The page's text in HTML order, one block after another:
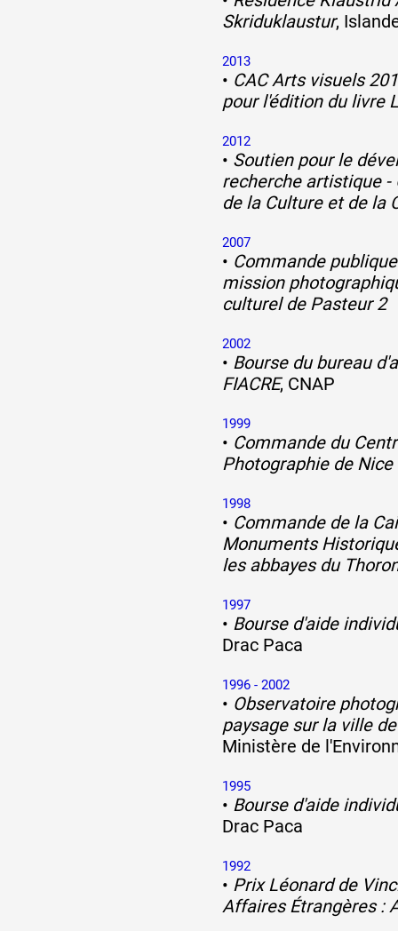
Skriduklaustur,
2013
• CAC Arts visuels
pour l'édition du livre
2012
• Soutien pour le
recherche artistique -
de la Culture et de la
2007
• Commande
mission
culturel de Pasteur 2
2002
• Bourse du bureau
FIACRE, CNAP
1999
• Commande du
Photographie de Nice
1998
• Commande de la
Monuments
les abbayes du
1997
• Bourse d'aide
Drac Paca
1996 - 2002
• Observatoire
paysage sur la ville
Ministère de
1995
• Bourse d'aide
Drac Paca
1992
• Prix Léonard de
Affaires Étrangères :